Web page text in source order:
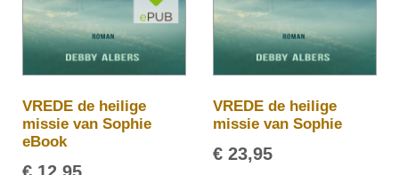
VREDE de heilige
missie van Sophie
eBook
VREDE de heilige
missie van Sophie
€ 23,95